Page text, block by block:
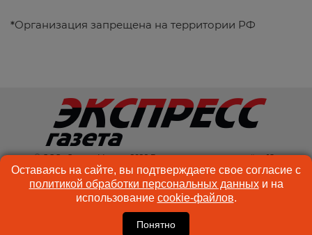
*Организация запрещена на территории РФ
© ООО «Спектр Медиа» 2026 Возрастная категория сайта: 18+
КОНТАКТЫ
РЕКЛАМА
КУКИ-ФАЙЛЫ
ПОЛЬЗОВАТЕЛЬСКОЕ
Оставаясь на сайте, вы подтверждаете свое согласие с
политикой обработки персональных данныхи на
использование cookie-файлов.
Понятно